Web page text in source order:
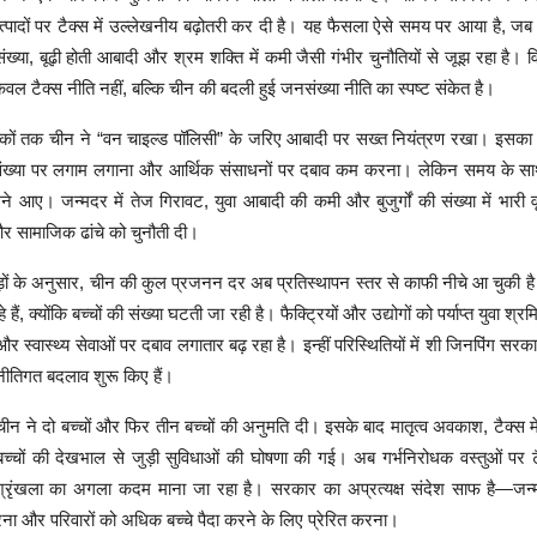
पर टैक्स में उल्लेखनीय बढ़ोतरी कर दी है। यह फैसला ऐसे समय पर आया है,
बूढ़ी होती आबादी और श्रम शक्ति में कमी जैसी गंभीर चुनौतियों से जूझ रहा है।
टैक्स नीति नहीं, बल्कि चीन की बदली हुई जनसंख्या नीति का स्पष्ट संकेत है।
तक चीन ने “वन चाइल्ड पॉलिसी” के जरिए आबादी पर सख्त नियंत्रण रखा। इसका
पर लगाम लगाना और आर्थिक संसाधनों पर दबाव कम करना। लेकिन समय के
आए। जन्मदर में तेज गिरावट, युवा आबादी की कमी और बुजुर्गों की संख्या में भारी
सामाजिक ढांचे को चुनौती दी।
के अनुसार, चीन की कुल प्रजनन दर अब प्रतिस्थापन स्तर से काफी नीचे आ चुकी
क्योंकि बच्चों की संख्या घटती जा रही है। फैक्ट्रियों और उद्योगों को पर्याप्त युवा
स्वास्थ्य सेवाओं पर दबाव लगातार बढ़ रहा है। इन्हीं परिस्थितियों में शी जिनपिंग
बदलाव शुरू किए हैं।
ने दो बच्चों और फिर तीन बच्चों की अनुमति दी। इसके बाद मातृत्व अवकाश, टैक्स
की देखभाल से जुड़ी सुविधाओं की घोषणा की गई। अब गर्भनिरोधक वस्तुओं पर
का अगला कदम माना जा रहा है। सरकार का अप्रत्यक्ष संदेश साफ
और परिवारों को अधिक बच्चे पैदा करने के लिए प्रेरित करना।